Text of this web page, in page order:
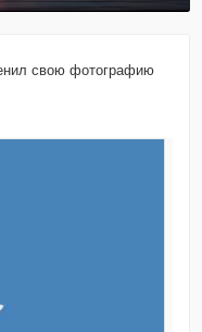
свою фотографию